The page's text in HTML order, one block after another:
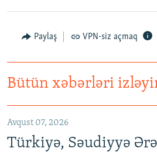
Paylaş VPN-siz açmaq
Bütün xəbərləri
Avqust 07, 2026
Türkiyə, Səudiyyə